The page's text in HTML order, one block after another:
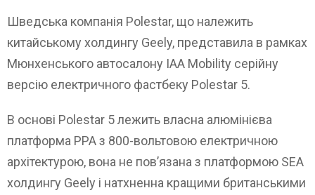
Шведська компанія Polestar, що належить
китайському холдингу Geely, представила в рамках
Мюнхенського автосалону IAA Mobility серійну
версію електричного фастбеку Polestar 5.
В основі Polestar 5 лежить власна алюмінієва
платформа PPA з 800-вольтовою електричною
архітектурою, вона не пов’язана з платформою SEA
холдингу Geely і натхненна кращими британськими